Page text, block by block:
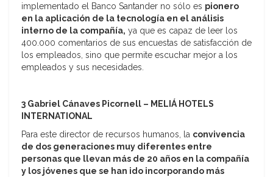
implementado el Banco Santander no sólo es pionero
en la aplicación de la tecnología en el análisis
interno de la compañía, ya que es capaz de leer los
400.000 comentarios de sus encuestas de satisfacción de
los empleados, sino que permite escuchar mejor a los
empleados y sus necesidades.
3 Gabriel Cánaves Picornell – MELIÁ HOTELS
INTERNATIONAL
Para este director de recursos humanos, la convivencia
de dos generaciones muy diferentes entre
personas que llevan más de 20 años en la compañía
y los jóvenes que se han ido incorporando más